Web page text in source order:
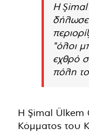
Η Şimal
δήλωσε
"όλοι
εχθρό
πόλη
Η Şimal Ülkem
Κόμματος του